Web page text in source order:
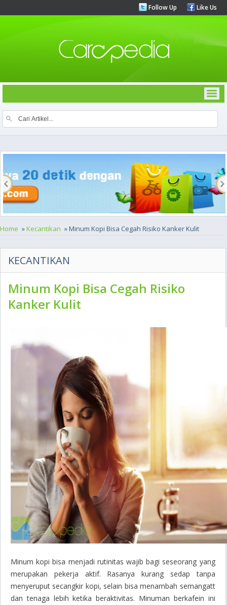
Follow Up Like Us
Home »Kecantikan » Minum Kopi Bisa Cegah Risiko Kanker Kulit
KECANTIKAN
Minum Kopi Bisa Cegah Risiko
Kanker Kulit
Minum kopi bisa menjadi rutinitas wajib bagi seseorang yang
merupakan pekerja aktif. Rasanya kurang sedap tanpa
menyeruput secangkir kopi, selain bisa menambah semangatt
dan tenaga lebih ketika beraktivitas. Minuman berkafein ini